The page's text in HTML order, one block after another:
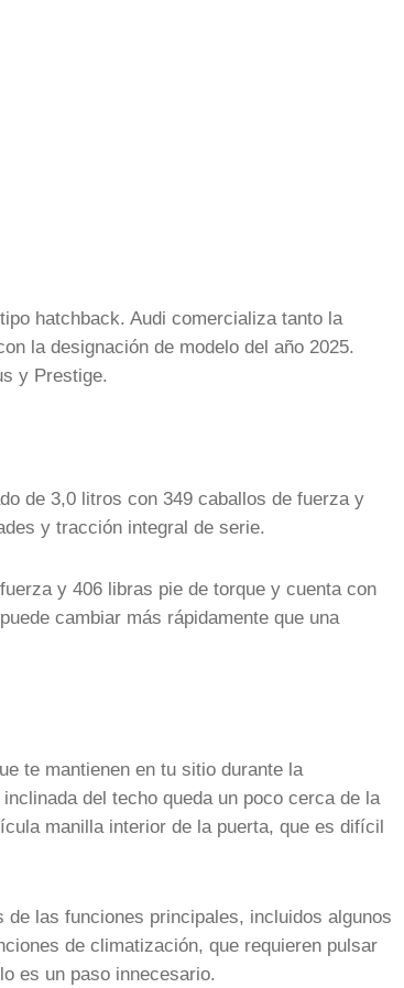
hatchback. Audi comercializa tanto la
la designación de modelo del año 2025.
y Prestige.
de 3,0 litros con 349 caballos de fuerza y
y tracción integral de serie.
y 406 libras pie de torque y cuenta con
cambiar más rápidamente que una
te mantienen en tu sitio durante la
del techo queda un poco cerca de la
manilla interior de la puerta, que es difícil
las funciones principales, incluidos algunos
de climatización, que requieren pulsar
es un paso innecesario.